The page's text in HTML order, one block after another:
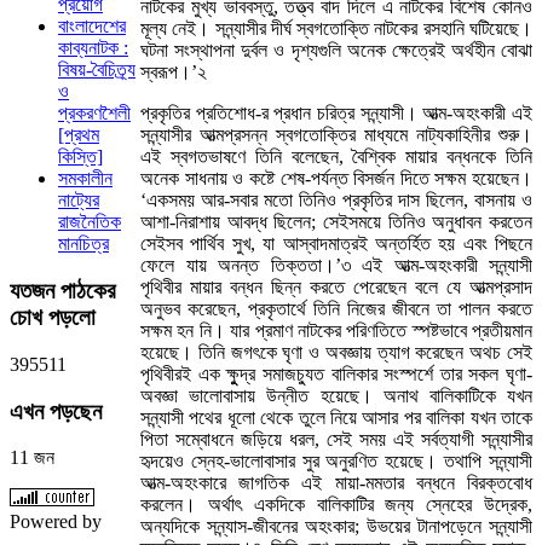
নাটকের মুখ্য ভাববস্তু, তত্ত্ব বাদ দিলে এ নাটকের বিশেষ কোনও
মূল্য নেই। সন্ন্যাসীর দীর্ঘ স্বগতোক্তি নাটকের রসহানি ঘটিয়েছে।
ঘটনা সংস্থাপনা দুর্বল ও দৃশ্যগুলি অনেক ক্ষেত্রেই অর্থহীন বোঝা
স্বরূপ।’২
প্রকৃতির প্রতিশোধ-র প্রধান চরিত্র সন্ন্যাসী। আত্ম-অহংকারী এই
সন্ন্যাসীর আত্মপ্রসন্ন স্বগতোক্তির মাধ্যমে নাট্যকাহিনীর শুরু।
এই স্বগতভাষণে তিনি বলেছেন, বৈশ্বিক মায়ার বন্ধনকে তিনি
অনেক সাধনায় ও কষ্টে শেষ-পর্যন্ত বিসর্জন দিতে সক্ষম হয়েছেন।
‘একসময় আর-সবার মতো তিনিও প্রকৃতির দাস ছিলেন, বাসনায় ও
আশা-নিরাশায় আবদ্ধ ছিলেন; সেইসময়ে তিনিও অনুধাবন করতেন
সেইসব পার্থিব সুখ, যা আস্বাদমাত্রই অন্তর্হিত হয় এবং পিছনে
ফেলে যায় অনন্ত তিক্ততা।’৩ এই আত্ম-অহংকারী সন্ন্যাসী
পৃথিবীর মায়ার বন্ধন ছিন্ন করতে পেরেছেন বলে যে আত্মপ্রসাদ
অনুভব করেছেন, প্রকৃতার্থে তিনি নিজের জীবনে তা পালন করতে
সক্ষম হন নি। যার প্রমাণ নাটকের পরিণতিতে স্পষ্টভাবে প্রতীয়মান
হয়েছে। তিনি জগৎকে ঘৃণা ও অবজ্ঞায় ত্যাগ করেছেন অথচ সেই
পৃথিবীরই এক ক্ষুুদ্র সমাজচ্যুত বালিকার সংস্পর্শে তার সকল ঘৃণা-
অবজ্ঞা ভালোবাসায় উন্নীত হয়েছে। অনাথ বালিকাটিকে যখন
সন্ন্যাসী পথের ধূলো থেকে তুলে নিয়ে আসার পর বালিকা যখন তাকে
পিতা সম্বোধনে জড়িয়ে ধরল, সেই সময় এই সর্বত্যাগী সন্ন্যাসীর
হৃদয়েও স্নেহ-ভালোবাসার সুর অনুরণিত হয়েছে। তথাপি সন্ন্যাসী
আত্ম-অহংকারে জাগতিক এই মায়া-মমতার বন্ধনে বিরক্তবোধ
করলেন। অর্থাৎ একদিকে বালিকাটির জন্য স্নেহের উদ্রেক,
অন্যদিকে সন্ন্যাস-জীবনের অহংকার; উভয়ের টানাপড়েনে সন্ন্যাসী
প্রয়োগ
বাংলাদেশের
কাব্যনাটক :
বিষয়-বৈচিত্র্য
ও
প্রকরণশৈলী
[প্রথম
কিস্তি]
সমকালীন
নাট্যের
রাজনৈতিক
মানচিত্র
যতজনপাঠকের
চোখ পড়লো
395511
এখনপড়ছেন
11 জন
Powered by